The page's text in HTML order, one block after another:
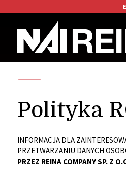
Polityka
INFORMACJA DLA
PRZETWARZANIU DANYCH
PRZEZ REINA COMPANY SP. Z